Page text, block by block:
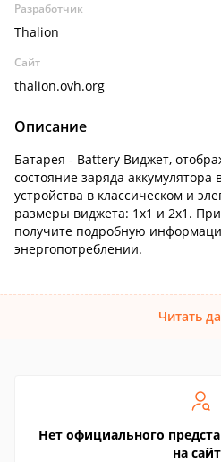
Разработчик
Thalion
Сайт
thalion.ovh.org
Описание
Батарея - Battery Виджет,
состояние заряда аккумулятора
устройства в классическом и
размеры виджета: 1х1 и 2х1.
получите подробную
энергопотреблении.
Читать
Нет официального
на